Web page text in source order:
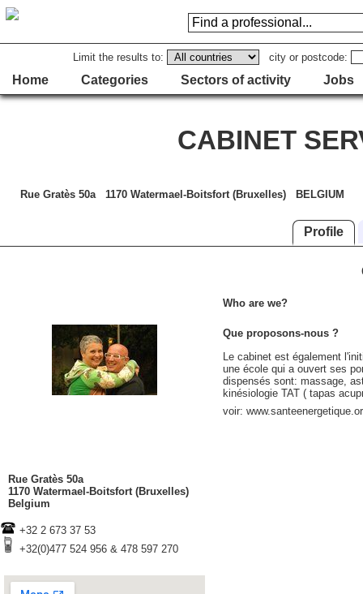
Limit the results to: city or postcode:
Home Categories Sectors of activity Jobs
CABINET
Rue Gratès 50a 1170 Watermael-Boitsfort (Bruxelles) BELGIUM
Profile
Rue Gratès 50a
1170 Watermael-Boitsfort (Bruxelles)
Belgium
+32 2 673 37 53
+32(0)477 524 956 & 478 597 270
Who are we?
Que proposons-nous ?
Le cabinet est également
une école qui a ouvert ses
dispensés sont: massage,
kinésiologie TAT ( tapas
voir: